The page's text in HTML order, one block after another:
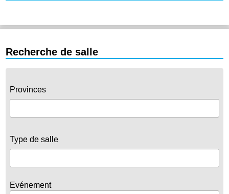
Recherche de salle
Provinces
Type de salle
Evénement